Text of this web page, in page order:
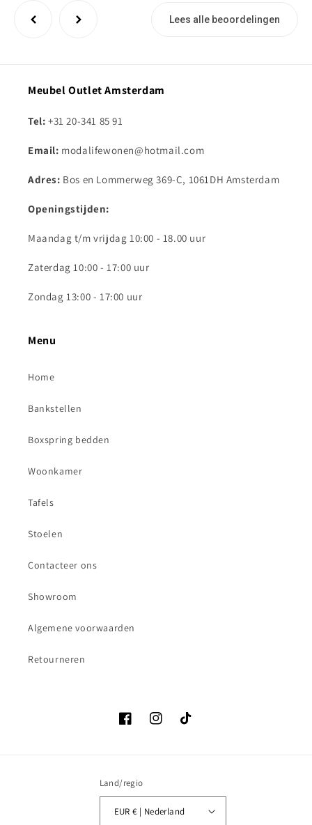
Lees alle beoordelingen
Meubel Outlet Amsterdam
Tel: +31 20-341 85 91
Email: modalifewonen@hotmail.com
Adres: Bos en Lommerweg 369-C, 1061DH Amsterdam
Openingstijden:
Maandag t/m vrijdag 10:00 - 18.00 uur
Zaterdag 10:00 - 17:00 uur
Zondag 13:00 - 17:00 uur
Menu
Home
Bankstellen
Boxspring bedden
Woonkamer
Tafels
Stoelen
Contacteer ons
Showroom
Algemene voorwaarden
Retourneren
FacebookInstagramTikTok
Land/regio
EUR € | Nederland